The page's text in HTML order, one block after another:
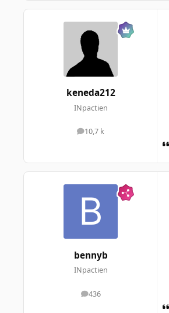
keneda212
INpactien
10,7 k
messages
bennyb
INpactien
436
messages